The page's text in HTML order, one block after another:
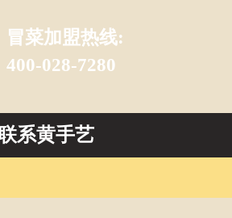
冒菜加盟热线:
400-028-7280
系黄手艺